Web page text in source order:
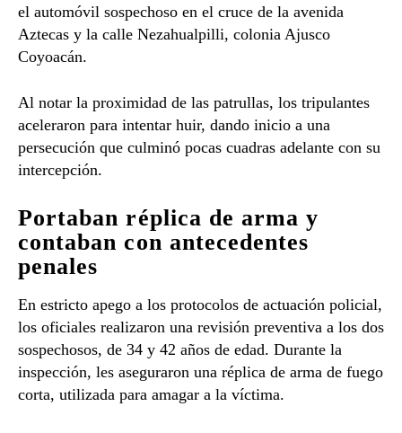
el automóvil sospechoso en el cruce de la avenida
Aztecas y la calle Nezahualpilli, colonia Ajusco
Coyoacán.
Al notar la proximidad de las patrullas, los tripulantes
aceleraron para intentar huir, dando inicio a una
persecución que culminó pocas cuadras adelante con su
intercepción.
Portaban réplica de arma y
contaban con antecedentes
penales
En estricto apego a los protocolos de actuación policial,
los oficiales realizaron una revisión preventiva a los dos
sospechosos, de 34 y 42 años de edad. Durante la
inspección, les aseguraron una réplica de arma de fuego
corta, utilizada para amagar a la víctima.